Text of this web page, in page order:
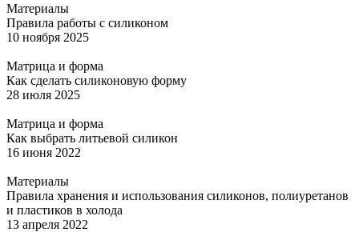
Материалы
Правила работы с силиконом
10 ноября 2025
Матрица и форма
Как сделать силиконовую форму
28 июля 2025
Матрица и форма
Как выбрать литьевой силикон
16 июня 2022
Материалы
Правила хранения и использования силиконов, полиуретанов
и пластиков в холода
13 апреля 2022